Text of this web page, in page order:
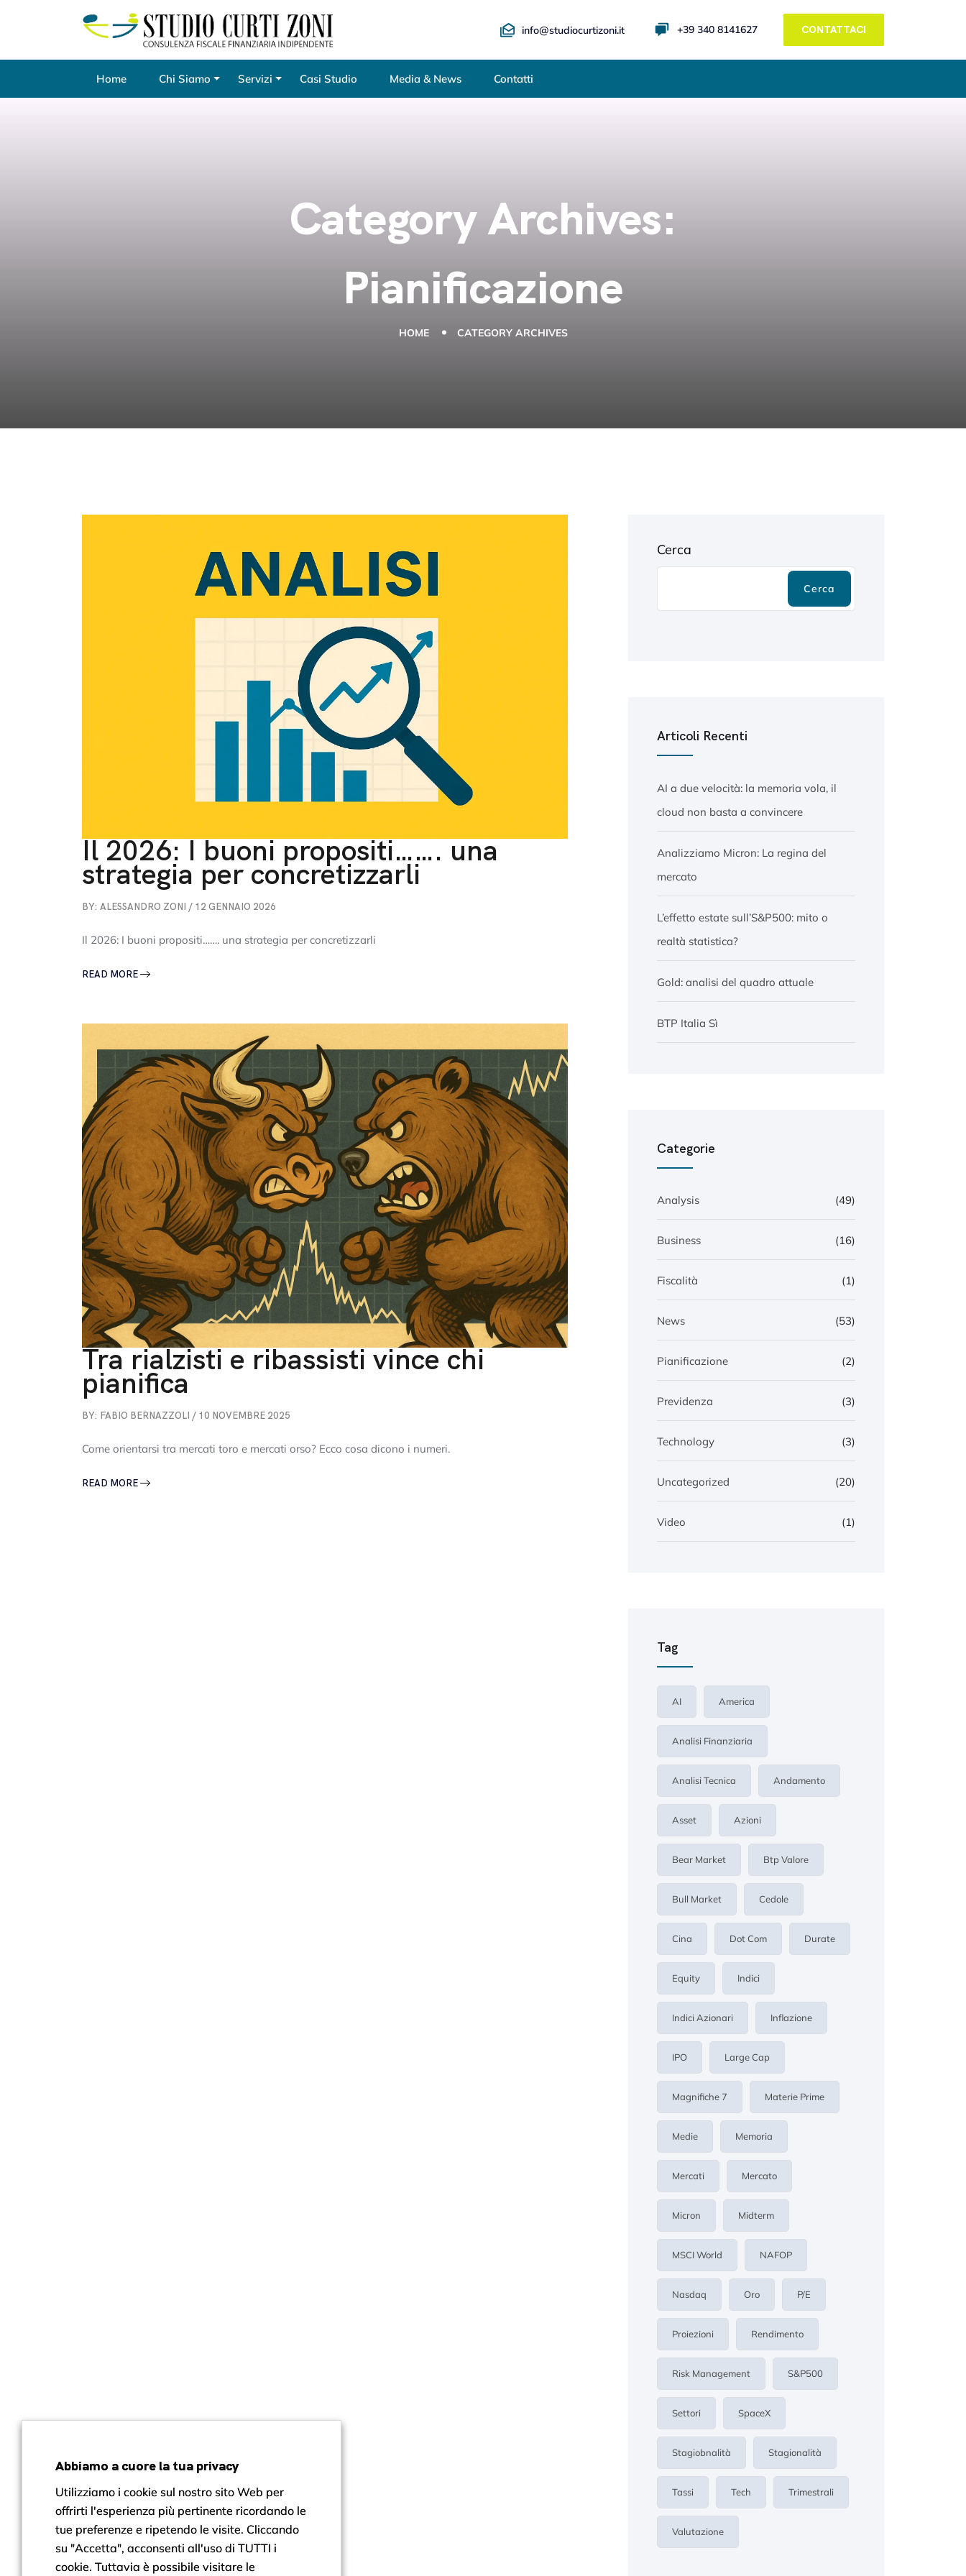
info@studiocurtizoni.it +39 340 8141627 CONTATTACI
Home Chi Siamo Servizi Casi Studio Media & News Contatti
Category Archives:
Pianificazione
HOME CATEGORY ARCHIVES
Il 2026: I buoni propositi……. una
strategia per concretizzarli
BY: ALESSANDRO ZONI / 12 GENNAIO 2026
Il 2026: I buoni propositi……. una strategia per concretizzarli
READ MORE
Tra rialzisti e ribassisti vince chi
pianifica
BY: FABIO BERNAZZOLI / 10 NOVEMBRE 2025
Come orientarsi tra mercati toro e mercati orso? Ecco cosa dicono i numeri.
READ MORE
Cerca
Cerca
Articoli Recenti
AI a due velocità: la memoria vola, il
cloud non basta a convincere
Analizziamo Micron: La regina del
mercato
L’effetto estate sull’S&P500: mito o
realtà statistica?
Gold: analisi del quadro attuale
BTP Italia Sì
Categorie
Analysis (49)
Business (16)
Fiscalità (1)
News (53)
Pianificazione (2)
Previdenza (3)
Technology (3)
Uncategorized (20)
Video (1)
Tag
AI America
Analisi Finanziaria
Analisi Tecnica Andamento
Asset Azioni
Bear Market Btp Valore
Bull Market Cedole
Cina Dot Com Durate
Equity Indici
Indici Azionari Inflazione
IPO Large Cap
Magnifiche 7 Materie Prime
Medie Memoria
Mercati Mercato
Micron Midterm
MSCI World NAFOP
Nasdaq Oro P/E
Proiezioni Rendimento
Risk Management S&p500
Settori SpaceX
Stagiobnalità Stagionalità
Tassi Tech Trimestrali
Valutazione
Abbiamo a cuore la tua privacy
Utilizziamo i cookie sul nostro sito Web per
offrirti l'esperienza più pertinente ricordando le
tue preferenze e ripetendo le visite. Cliccando
su "Accetta", acconsenti all'uso di TUTTI i
cookie. Tuttavia è possibile visitare le